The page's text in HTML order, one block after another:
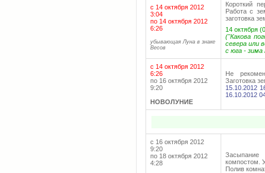
с 14 октября 2012
3:04
по 14 октября 2012
6:26
убывающая Луна в знаке
Весов
Короткий
Работа с
заготовка
14 октября
("Какова
севера или
с юга - зима
с 14 октября 2012
6:26
по 16 октября 2012
9:20
НОВОЛУНИЕ
Не
Заготовка
15.10.2012
16.10.2012
с 16 октября 2012
9:20
по 18 октября 2012
4:28
компостом.
Полив